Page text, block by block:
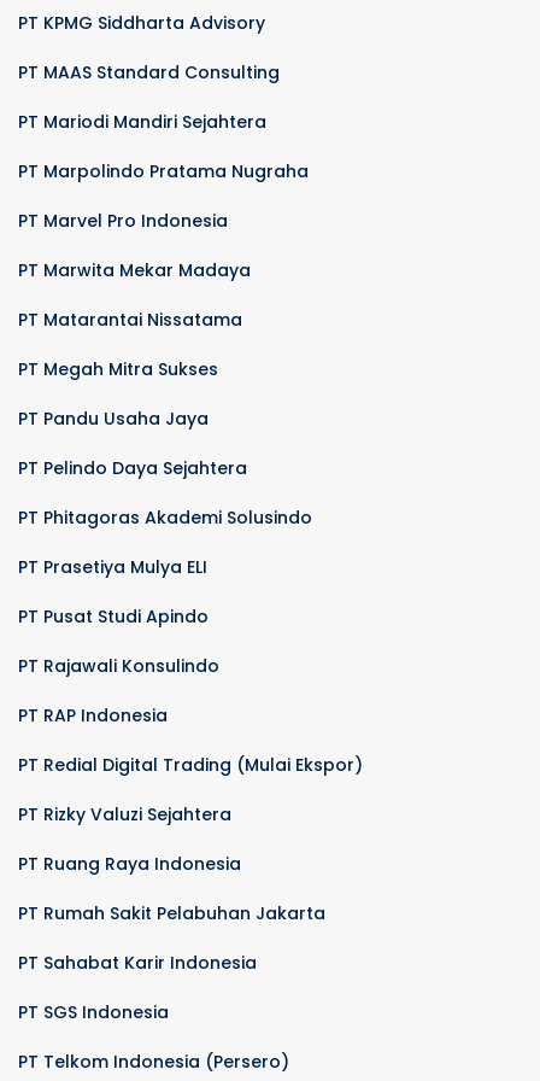
PT KPMG Siddharta Advisory
PT MAAS Standard Consulting
PT Mariodi Mandiri Sejahtera
PT Marpolindo Pratama Nugraha
PT Marvel Pro Indonesia
PT Marwita Mekar Madaya
PT Matarantai Nissatama
PT Megah Mitra Sukses
PT Pandu Usaha Jaya
PT Pelindo Daya Sejahtera
PT Phitagoras Akademi Solusindo
PT Prasetiya Mulya ELI
PT Pusat Studi Apindo
PT Rajawali Konsulindo
PT RAP Indonesia
PT Redial Digital Trading (Mulai Ekspor)
PT Rizky Valuzi Sejahtera
PT Ruang Raya Indonesia
PT Rumah Sakit Pelabuhan Jakarta
PT Sahabat Karir Indonesia
PT SGS Indonesia
PT Telkom Indonesia (Persero)